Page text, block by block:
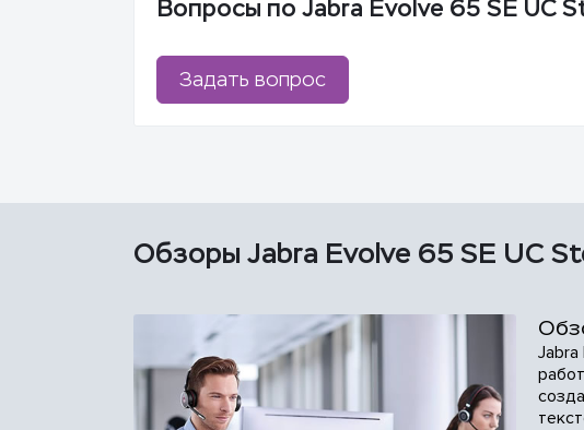
Вопросы по Jabra Evolve 65 SE UC
Задать вопрос
Обзоры Jabra Evolve 65 SE UC